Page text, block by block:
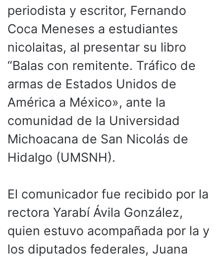
periodista y escritor, Fernando
Coca Meneses a estudiantes
nicolaitas, al presentar su libro
“Balas con remitente. Tráfico de
armas de Estados Unidos de
América a México», ante la
comunidad de la Universidad
Michoacana de San Nicolás de
Hidalgo (UMSNH).
El comunicador fue recibido por la
rectora Yarabí Ávila González,
quien estuvo acompañada por la y
los diputados federales, Juana